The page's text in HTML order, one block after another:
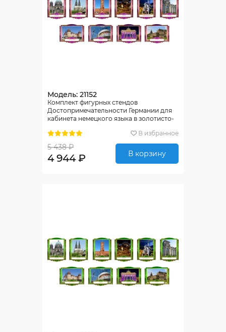
Модель: 21152
Комплект фигурных стендов
Достопримечательности Германии для
кабинета немецкого языка в золотисто-
мм
В избранное
5 438 ₽
4 944 ₽ В корзину